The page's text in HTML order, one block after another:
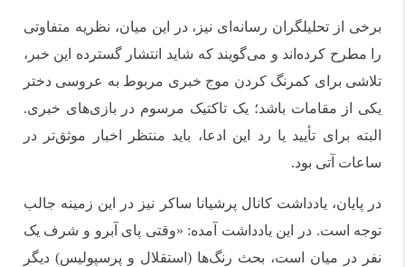
برخی از تحلیلگران رسانه‌ای نیز، در این میان، نظریه متفاوتی
را مطرح کرده‌اند و می‌گویند که شاید انتشار گسترده این خبر،
تلاشی برای کمرنگ کردن موج خبری مربوط به عروسی دختر
یکی از مقامات باشد؛ یک تاکتیک مرسوم در بازی‌های خبری.
البته برای تأیید یا رد این ادعا، باید منتظر اخبار موثق‌تر در
ساعات آتی بود.
در پایان، یادداشت کانال پرشیانا ساکر نیز در این زمینه جالب
توجه است. در این یادداشت آمده: «وقتی پای آبرو و شرف یک
نفر در میان است، بحث رنگ‌ها (استقلال و پرسپولیس) دیگر